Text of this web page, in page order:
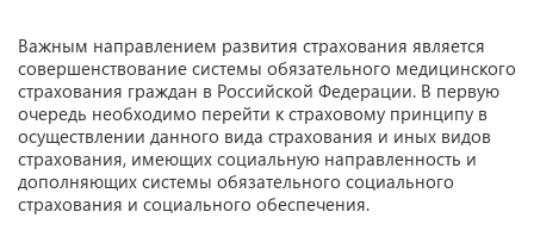
Важным направлением развития страхования является
совершенствование системы обязательного медицинского
страхования граждан в Российской Федерации. В первую
очередь необходимо перейти к страховому принципу в
осуществлении данного вида страхования и иных видов
страхования, имеющих социальную направленность и
дополняющих системы обязательного социального
страхования и социального обеспечения.